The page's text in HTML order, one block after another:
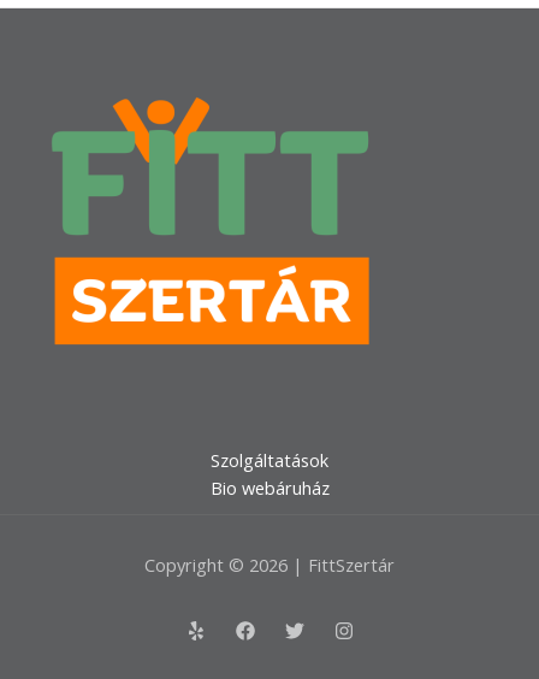
Szolgáltatások
Bio webáruház
Copyright © 2026 | FittSzertár